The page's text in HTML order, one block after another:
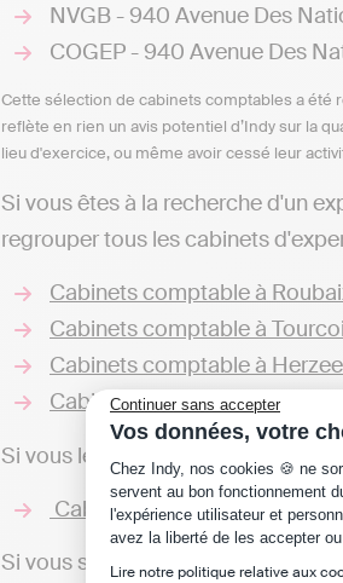
Continuer sans accepter
Vos données, votre
Plateforme de
Chez Indy, nos cookies 🍪 ne
servent au bon fonctionnement
l'expérience utilisateur et
avez la liberté de les accepter
Lire notre politique relative aux
NVGB - 940 Avenue Des
COGEP - 940 Avenue Des
Cette sélection de cabinets comptables a été
reflète en rien un avis potentiel d’Indy sur la
lieu d'exercice, ou même avoir cessé leur
Si vous êtes à la recherche d'un
regrouper tous les cabinets
Cabinets comptable à
Cabinets comptable à
Cabinets comptable à
Cabinets comptable à
Si vous le souhaitez, vous pouvez
Cabinets comptable dans le
Si vous souhaitez faire votre